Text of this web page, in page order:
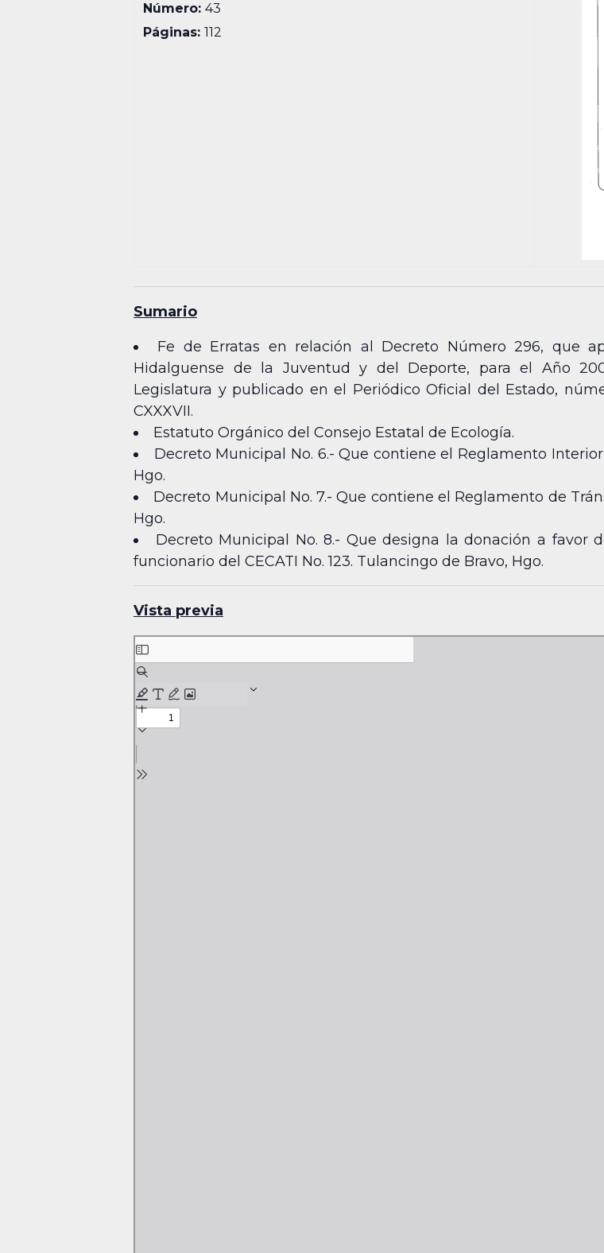
Número:43
Páginas:112
Sumario
Fe de Erratas en relación al Decreto Número 296, que
Hidalguense de la Juventud y del Deporte, para el Año
Legislatura y publicado en el Periódico Oficial del Estado,
CXXXVII.
Estatuto Orgánico del Consejo Estatal de Ecología.
Decreto Municipal No. 6.- Que contiene el Reglamento
Hgo.
Decreto Municipal No. 7.- Que contiene el Reglamento de
Hgo.
Decreto Municipal No. 8.- Que designa la donación a favor
funcionario del CECATI No. 123. Tulancingo de Bravo, Hgo.
Vista previa
Skip
to
PDF
content